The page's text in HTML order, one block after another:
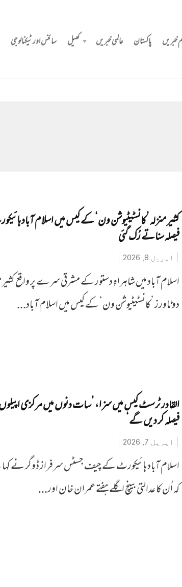
خبریں پاکستان عالمی خبریں کھیل سائنس اور ٹیکنالوجی
کثیر منزلہ ’کانسٹیٹیوشن ون‘ کے کیس میں اسلام آباد
فیصلہ سناتے رُک گئی
اپریل 8, 2026
اسلام آباد میں شاہراہِ دستور کے مشرقی سرے پر واقع کثیر
دو ٹاورز ’کانسٹیٹیوشن ون‘ کے کیس میں اسلام آباد...
القادر ٹرسٹ کیس میں سزا، ’سات دنوں میں مرکزی
فیصلہ کر دیں گے‘
اپریل 7, 2026
اسلام آباد ہائیکورٹ کے چیف جسٹس سرفراز ڈوگر نے
کہ اُن کا عدالتی بینچ اگلے ہفتے عمران خان اور...